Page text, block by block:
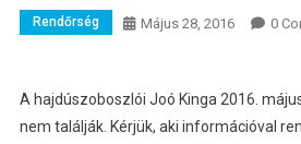
Rendőrség Május 28, 2016 0
A hajdúszoboszlói Joó Kinga 2016.
nem találják. Kérjük, aki információval